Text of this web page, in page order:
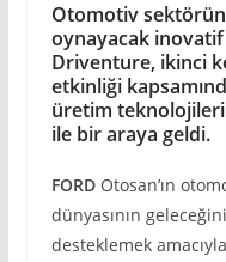
Otomotiv
oynayacak
Driventure, ikinci
etkinliği
üretim teknolojileri
ile bir araya geldi.
FORDOtosan’ın
dünyasının
desteklemek